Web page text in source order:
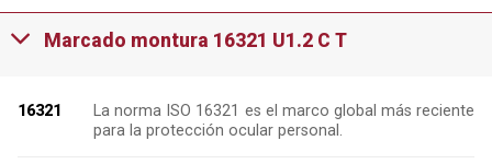
Marcado montura 16321 U1.2 C T
16321
La norma ISO 16321 es el marco global más reciente
para la protección ocular personal.